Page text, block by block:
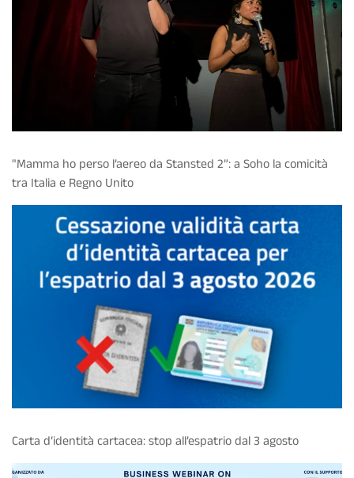
"Mamma ho perso l’aereo da Stansted 2”: a Soho la comicità
tra Italia e Regno Unito
Carta d’identità cartacea: stop all’espatrio dal 3 agosto